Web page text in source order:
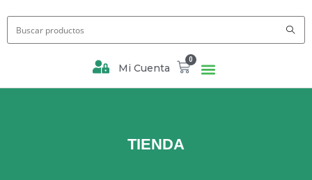
Mi Cuenta
0
TIENDA